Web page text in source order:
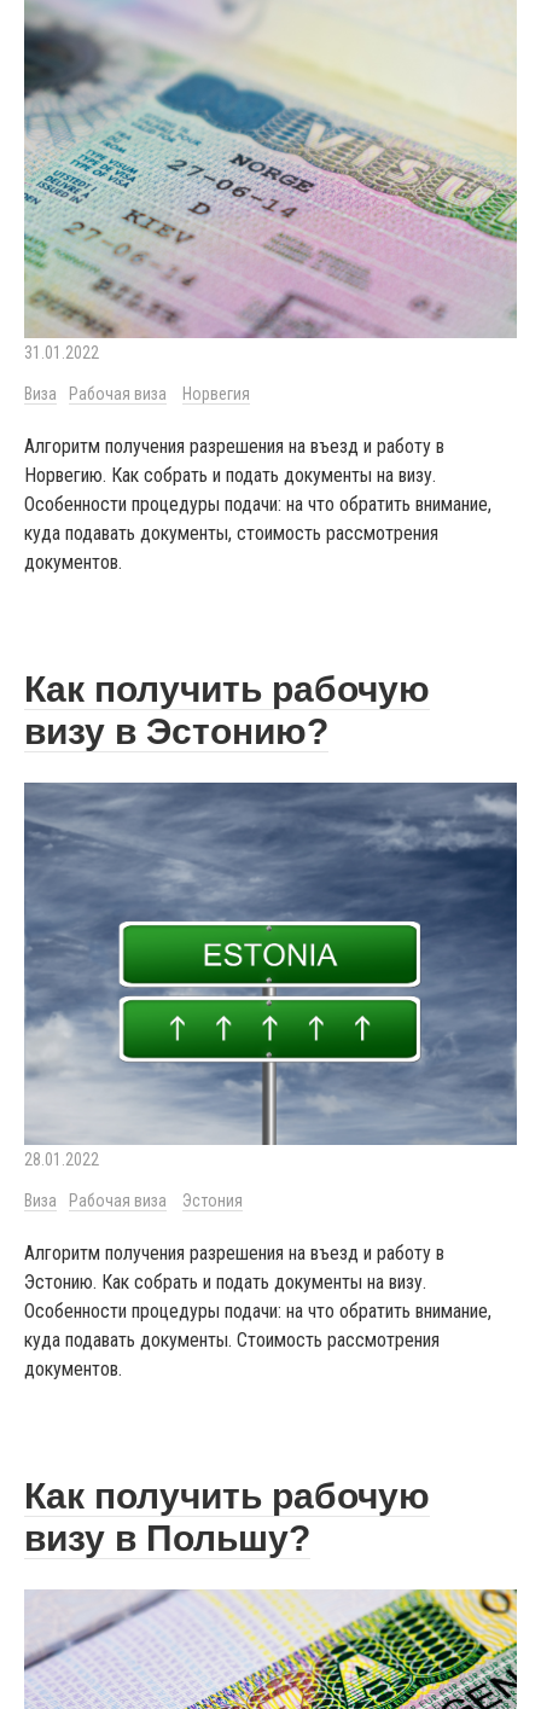
31.01.2022
Виза Рабочая виза Норвегия
Алгоритм получения разрешения на въезд и работу в
Норвегию. Как собрать и подать документы на визу.
Особенности процедуры подачи: на что обратить внимание,
куда подавать документы, стоимость рассмотрения
документов.
Как получить рабочую
визу в Эстонию?
28.01.2022
Виза Рабочая виза Эстония
Алгоритм получения разрешения на въезд и работу в
Эстонию. Как собрать и подать документы на визу.
Особенности процедуры подачи: на что обратить внимание,
куда подавать документы. Стоимость рассмотрения
документов.
Как получить рабочую
визу в Польшу?